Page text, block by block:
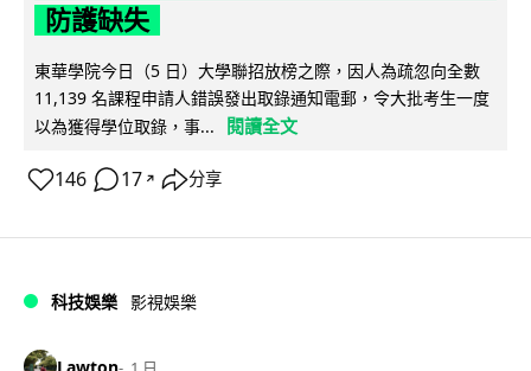
防護缺失
東華學院今日（5 日）大學聯招放榜之際，因人為疏忽向全數
11,139 名課程申請人錯誤發出取錄通知電郵，令大批考生一度
以為獲得學位取錄，事...
閱讀全文
146 17 ↗ 分享
科技娛樂 影視娛樂
Lawton